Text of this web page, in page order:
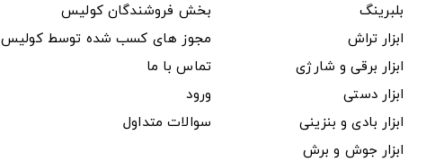
بلبرینگ
ابزار تراش
ابزار برقی و شارژی
ابزار دستی
ابزار بادی و بنزینی
ابزار جوش و برش
بخش فروشندگان کولیس
مجوز های کسب شده توسط کولیس
تماس با ما
ورود
سوالات متداول